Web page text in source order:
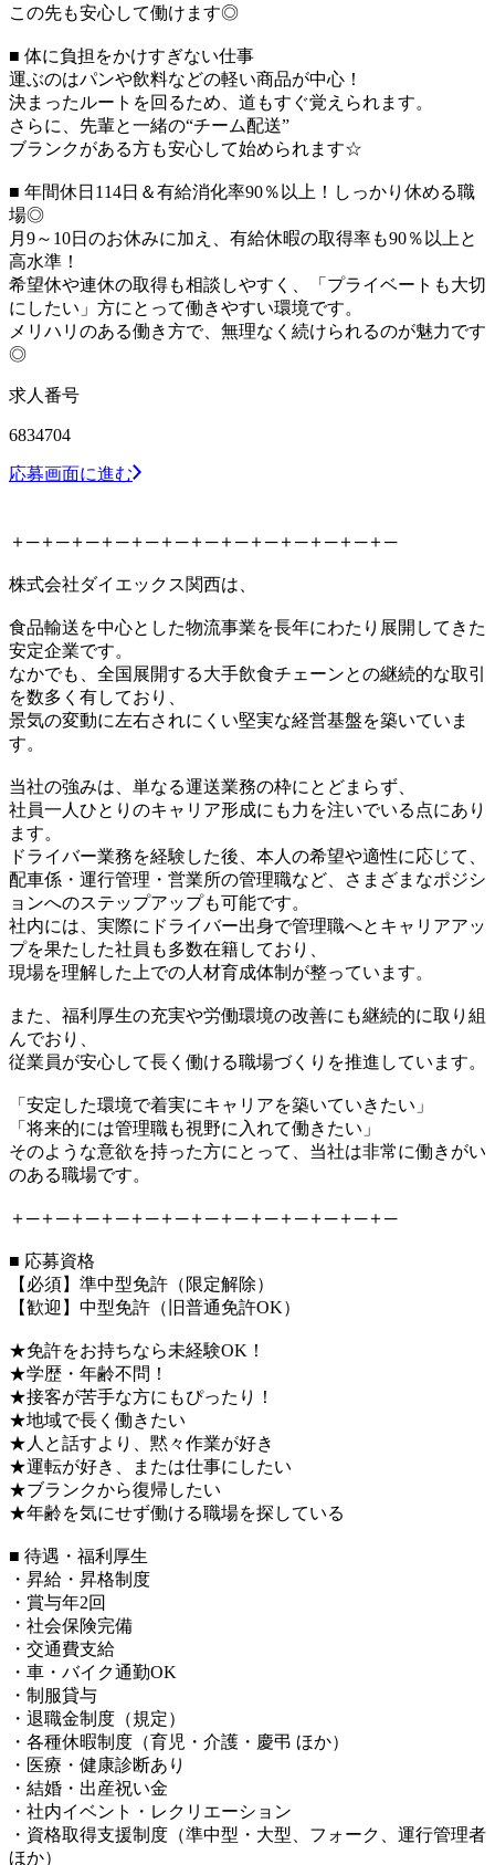
この先も安心して働けます◎
■ 体に負担をかけすぎない仕事
運ぶのはパンや飲料などの軽い商品が中心！
決まったルートを回るため、道もすぐ覚えられます。
さらに、先輩と一緒の“チーム配送”
ブランクがある方も安心して始められます☆
■ 年間休日114日＆有給消化率90％以上！しっかり休める職
場◎
月9～10日のお休みに加え、有給休暇の取得率も90％以上と
高水準！
希望休や連休の取得も相談しやすく、「プライベートも大切
にしたい」方にとって働きやすい環境です。
メリハリのある働き方で、無理なく続けられるのが魅力です
◎
求人番号
6834704
応募画面に進む
＋─＋─＋─＋─＋─＋─＋─＋─＋─＋─＋─＋─＋─
株式会社ダイエックス関西は、
食品輸送を中心とした物流事業を長年にわたり展開してきた
安定企業です。
なかでも、全国展開する大手飲食チェーンとの継続的な取引
を数多く有しており、
景気の変動に左右されにくい堅実な経営基盤を築いていま
す。
当社の強みは、単なる運送業務の枠にとどまらず、
社員一人ひとりのキャリア形成にも力を注いでいる点にあり
ます。
ドライバー業務を経験した後、本人の希望や適性に応じて、
配車係・運行管理・営業所の管理職など、さまざまなポジシ
ョンへのステップアップも可能です。
社内には、実際にドライバー出身で管理職へとキャリアアッ
プを果たした社員も多数在籍しており、
現場を理解した上での人材育成体制が整っています。
また、福利厚生の充実や労働環境の改善にも継続的に取り組
んでおり、
従業員が安心して長く働ける職場づくりを推進しています。
「安定した環境で着実にキャリアを築いていきたい」
「将来的には管理職も視野に入れて働きたい」
そのような意欲を持った方にとって、当社は非常に働きがい
のある職場です。
＋─＋─＋─＋─＋─＋─＋─＋─＋─＋─＋─＋─＋─
■ 応募資格
【必須】準中型免許（限定解除）
【歓迎】中型免許（旧普通免許OK）
★免許をお持ちなら未経験OK！
★学歴・年齢不問！
★接客が苦手な方にもぴったり！
★地域で長く働きたい
★人と話すより、黙々作業が好き
★運転が好き、または仕事にしたい
★ブランクから復帰したい
★年齢を気にせず働ける職場を探している
■ 待遇・福利厚生
・昇給・昇格制度
・賞与年2回
・社会保険完備
・交通費支給
・車・バイク通勤OK
・制服貸与
・退職金制度（規定）
・各種休暇制度（育児・介護・慶弔 ほか）
・医療・健康診断あり
・結婚・出産祝い金
・社内イベント・レクリエーション
・資格取得支援制度（準中型・大型、フォーク、運行管理者
ほか）